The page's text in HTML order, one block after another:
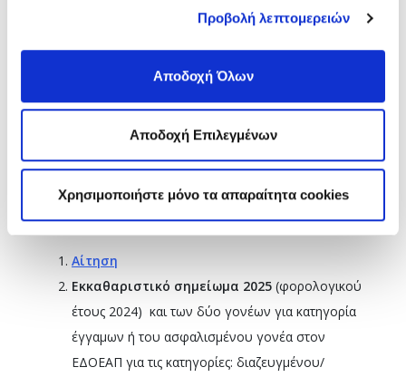
Προβολή λεπτομερειών
Αποδοχή Όλων
Αποδοχή Επιλεγμένων
Χρησιμοποιήστε μόνο τα απαραίτητα cookies
29/5/2025 έως
Ελλάδας ή ταχυδρομικώς ή διά ζώσης στις διευθύνσεις:
EΔΟΕΑΠ ΑΘΗΝΑΣ, Ορμινίου 38, ΤΚ 11528 –ΕΔΟΕΑΠ
ΘΕΣΣΑΛΟΝΙΚΗΣ, Τσιμισκή 43, ΤΚ 54623 τα ακόλουθα
απαιτούμενα δικαιολογητικά:
Αίτηση
Εκκαθαριστικό σημείωμα 2025 (φορολογικού
έτους 2024) και των δύο γονέων για κατηγορία
έγγαμων ή του ασφαλισμένου γονέα στον
ΕΔΟΕΑΠ για τις κατηγορίες: διαζευγμένου/